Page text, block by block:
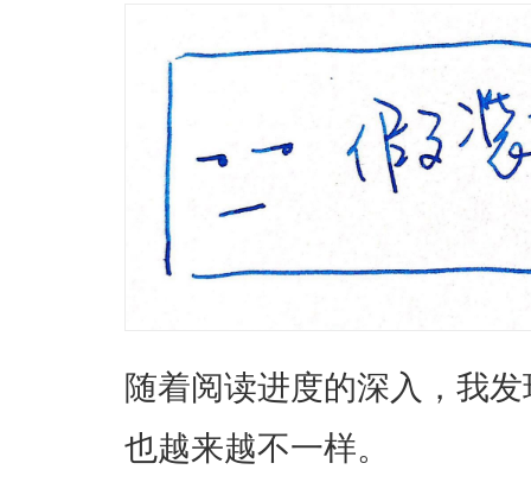
随着阅读进度的深入，我
也越来越不一样。